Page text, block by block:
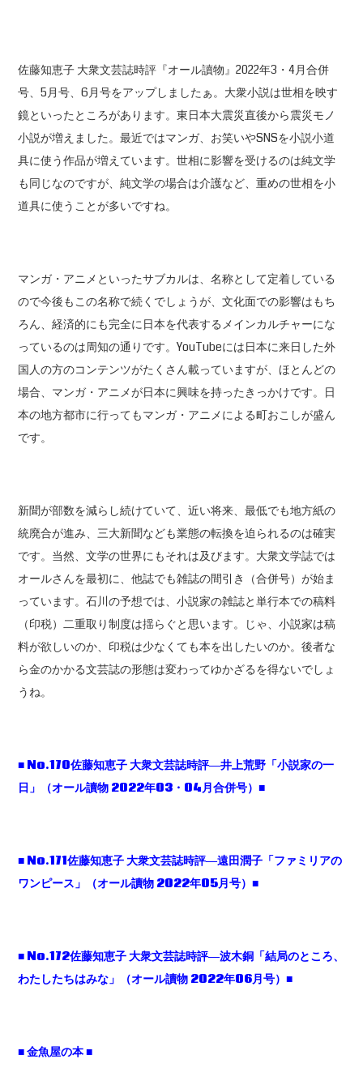
佐藤知恵子 大衆文芸誌時評『オール讀物』2022年3・4月合併
号、5月号、6月号をアップしましたぁ。大衆小説は世相を映す
鏡といったところがあります。東日本大震災直後から震災モノ
小説が増えました。最近ではマンガ、お笑いやSNSを小説小道
具に使う作品が増えています。世相に影響を受けるのは純文学
も同じなのですが、純文学の場合は介護など、重めの世相を小
道具に使うことが多いですね。
マンガ・アニメといったサブカルは、名称として定着している
ので今後もこの名称で続くでしょうが、文化面での影響はもち
ろん、経済的にも完全に日本を代表するメインカルチャーにな
っているのは周知の通りです。YouTubeには日本に来日した外
国人の方のコンテンツがたくさん載っていますが、ほとんどの
場合、マンガ・アニメが日本に興味を持ったきっかけです。日
本の地方都市に行ってもマンガ・アニメによる町おこしが盛ん
です。
新聞が部数を減らし続けていて、近い将来、最低でも地方紙の
統廃合が進み、三大新聞なども業態の転換を迫られるのは確実
です。当然、文学の世界にもそれは及びます。大衆文学誌では
オールさんを最初に、他誌でも雑誌の間引き（合併号）が始ま
っています。石川の予想では、小説家の雑誌と単行本での稿料
（印税）二重取り制度は揺らぐと思います。じゃ、小説家は稿
料が欲しいのか、印税は少なくても本を出したいのか。後者な
ら金のかかる文芸誌の形態は変わってゆかざるを得ないでしょ
うね。
■ No.170佐藤知恵子 大衆文芸誌時評―井上荒野「小説家の一
日」（オール讀物 2022年03・04月合併号）■
■ No.171佐藤知恵子 大衆文芸誌時評―遠田潤子「ファミリアの
ワンピース」（オール讀物 2022年05月号）■
■ No.172佐藤知恵子 大衆文芸誌時評―波木銅「結局のところ、
わたしたちはみな」（オール讀物 2022年06月号）■
■ 金魚屋の本 ■